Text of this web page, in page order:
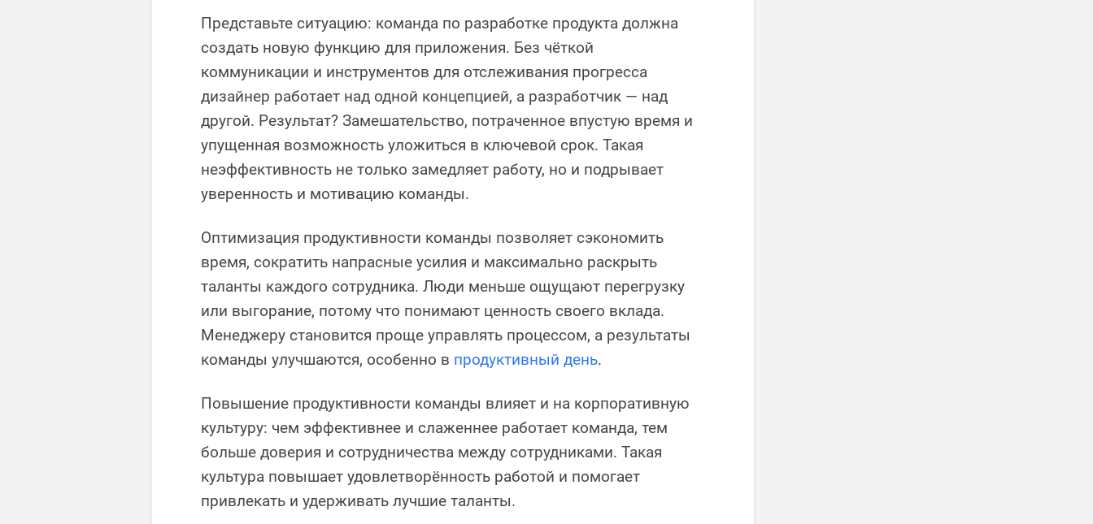
Представьте ситуацию: команда по разработке продукта должна
создать новую функцию для приложения. Без чёткой
коммуникации и инструментов для отслеживания прогресса
дизайнер работает над одной концепцией, а разработчик — над
другой. Результат? Замешательство, потраченное впустую время и
упущенная возможность уложиться в ключевой срок. Такая
неэффективность не только замедляет работу, но и подрывает
уверенность и мотивацию команды.
Оптимизация продуктивности команды позволяет сэкономить
время, сократить напрасные усилия и максимально раскрыть
таланты каждого сотрудника. Люди меньше ощущают перегрузку
или выгорание, потому что понимают ценность своего вклада.
Менеджеру становится проще управлять процессом, а результаты
команды улучшаются, особенно в продуктивный день.
Повышение продуктивности команды влияет и на корпоративную
культуру: чем эффективнее и слаженнее работает команда, тем
больше доверия и сотрудничества между сотрудниками. Такая
культура повышает удовлетворённость работой и помогает
привлекать и удерживать лучшие таланты.